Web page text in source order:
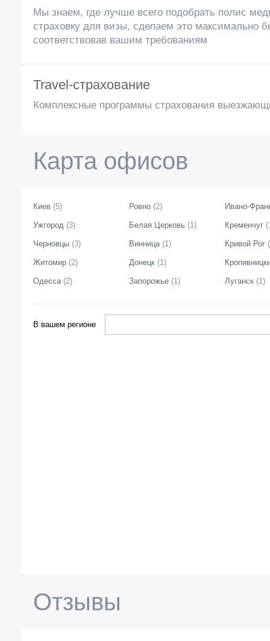
Мы знаем, где лучше всего подобрать полис
страховку для визы, сделаем это максимально
соответствовав вашим требованиям
Travel-страхование
Комплексные программы страхования
Карта офисов
Киев (5)
Ужгород (3)
Черновцы (3)
Житомир (2)
Одесса(2)
Ровно (2)
Белая Церковь (1)
Винница(1)
Донецк (1)
Запорожье (1)
Ивано-
Кременчуг (
Кривой Рог (
Луганск (1)
В вашем регионе
Отзывы